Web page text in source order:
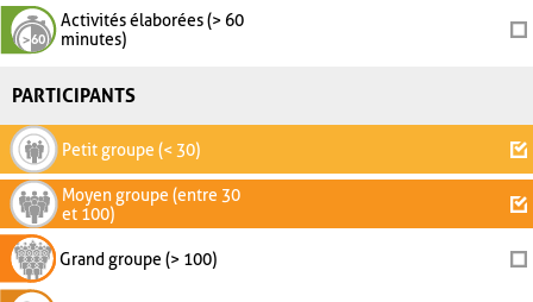
Activités élaborées (> 60
minutes)
PARTICIPANTS
Petit groupe (< 30)
Moyen groupe (entre 30
et 100)
Grand groupe (> 100)